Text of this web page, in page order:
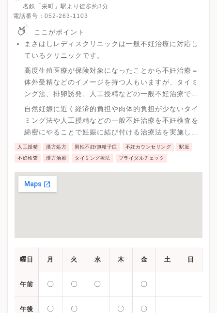
名鉄「栄町」駅より徒歩約3分
電話番号： 052-263-1103
ここがポイント
まさはしレディスクリニックは一般不妊治療に対応し
ているクリニックです。
高度生殖医療が保険対象になったことから不妊治療＝
体外受精などのイメージを持つ人もいますが、タイミ
ング法、排卵誘発、人工授精などの一般不妊治療でも
多くの方が妊娠されているのが現実です。
自然妊娠に近く経済的負担や肉体的負担が少ないタイ
ミング法や人工授精などの一般不妊治療を不妊検査を
綿密にやることで妊娠に結び付ける治療法を実施して
います。
人工授精 漢方処方 男性不妊/無精子症 不妊カウンセリング 駅近
不妊検査 漢方治療 タイミング療法 ブライダルチェック
曜日 月 火 水 木 金 土 日
午前 〇 〇 〇 〇
午後 〇 〇 〇 〇